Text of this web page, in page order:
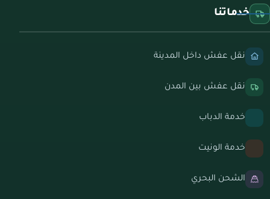
خدماتنا
نقل عفش داخل المدينة
نقل عفش بين المدن
خدمة الدباب
خدمة الونيت
الشحن البحري